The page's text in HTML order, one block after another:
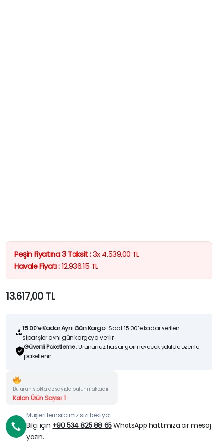
Peşin Fiyatına 3 Taksit :3x4.539,00 TL
Havale Fiyatı :12.936,15 TL
13.617,00TL
15:00’e Kadar Aynı Gün Kargo: Saat 15:00’e kadar verilen
siparişler aynı gün kargoya verilir.
Güvenli Paketleme: Ürününüz hasar görmeyecek şekilde özenle
paketlenir.
Bu ürün stokta az sayıda bulunmaktadır.
Kalan Ürün Sayısı: 1
Müşteri temsilcimiz sizi bekliyor.
Bilgi için +90 534 825 88 65WhatsApp hattımıza bir mesaj
yazın.